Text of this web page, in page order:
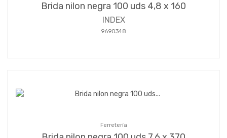
Brida nilon negra 100 uds 4,8 x 160
INDEX
9690348
Ferretería